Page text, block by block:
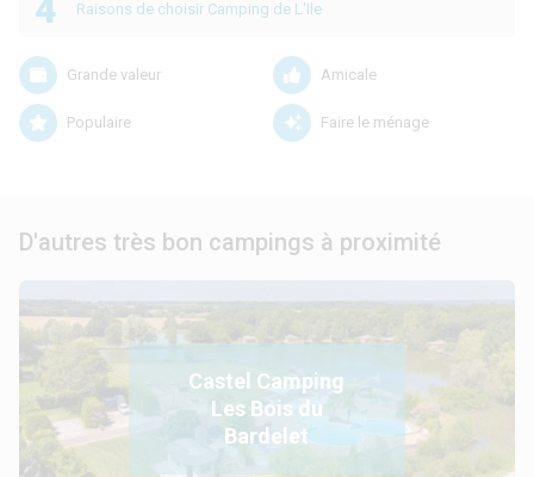
4 Raisons de choisir Camping de L'Ile
Grande valeur Amicale
Populaire Faire le ménage
D'autres très bon campings à proximité
Castel Camping
Les Bois du
Bardelet